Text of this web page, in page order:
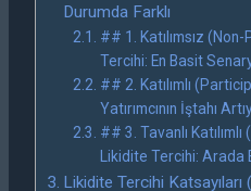
Durumda Farklı
## 1. Katılımsız
Tercihi: En Basit
## 2. Katılımlı
Yatırımcının İştahı
## 3. Tavanlı
Likidite Tercihi: Arada
Likidite Tercihi